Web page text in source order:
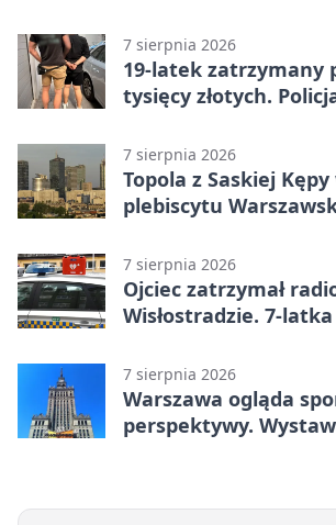
7 sierpnia 2026
19-latek zatrzymany
tysięcy złotych.
7 sierpnia 2026
Topola z Saskiej
plebiscytu
7 sierpnia 2026
Ojciec zatrzymał
Wisłostradzie. 7-latka
7 sierpnia 2026
Warszawa ogląda
perspektywy.